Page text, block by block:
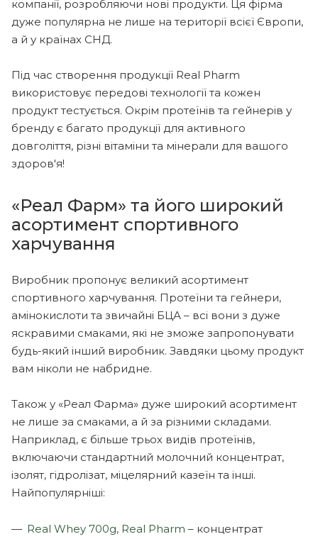
компанії, розробляючи нові продукти. Ця фірма
дуже популярна не лише на території всієї Європи,
а й у країнах СНД.
Під час створення продукції Real Pharm
використовує передові технології та кожен
продукт тестується. Окрім протеїнів та гейнерів у
бренду є багато продукції для активного
довголіття, різні вітаміни та мінерали для вашого
здоров'я!
«Реал Фарм» та його широкий
асортимент спортивного
харчування
Виробник пропонує великий асортимент
спортивного харчування. Протеїни та гейнери,
амінокислоти та звичайні БЦА – всі вони з дуже
яскравими смаками, які не зможе запропонувати
будь-який інший виробник. Завдяки цьому продукт
вам ніколи не набридне.
Також у «Реал Фарма» дуже широкий асортимент
не лише за смаками, а й за різними складами.
Наприклад, є більше трьох видів протеїнів,
включаючи стандартний молочний концентрат,
ізолят, гідролізат, міцелярний казеїн та інші.
Найпопулярніші:
Real Whey 700g, Real Pharm – концентрат